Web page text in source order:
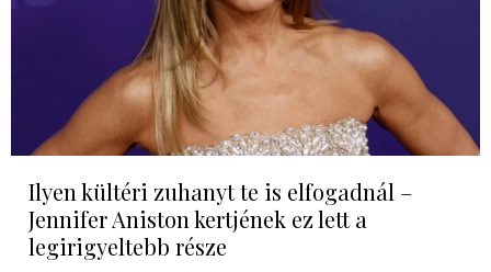
Ilyen kültéri zuhanyt te is elfogadnál –
Jennifer Aniston kertjének ez lett a
legirigyeltebb része